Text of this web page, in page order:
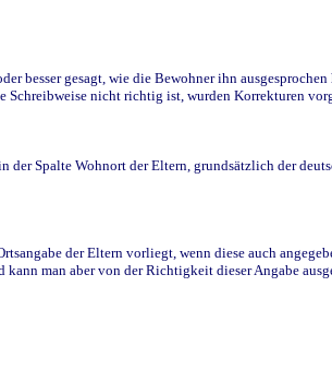
besser gesagt, wie die Bewohner ihn ausgesprochen
Schreibweise nicht richtig ist, wurden Korrekturen
Spalte Wohnort der Eltern, grundsätzlich der
der Eltern vorliegt, wenn diese auch
man aber von der Richtigkeit dieser Angabe